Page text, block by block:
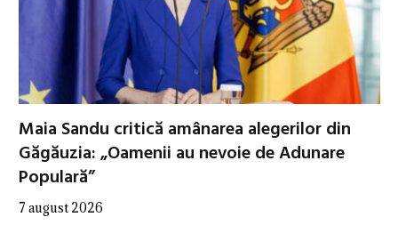
Maia Sandu critică amânarea alegerilor din
Găgăuzia: „Oamenii au nevoie de Adunare
Populară”
7 august 2026